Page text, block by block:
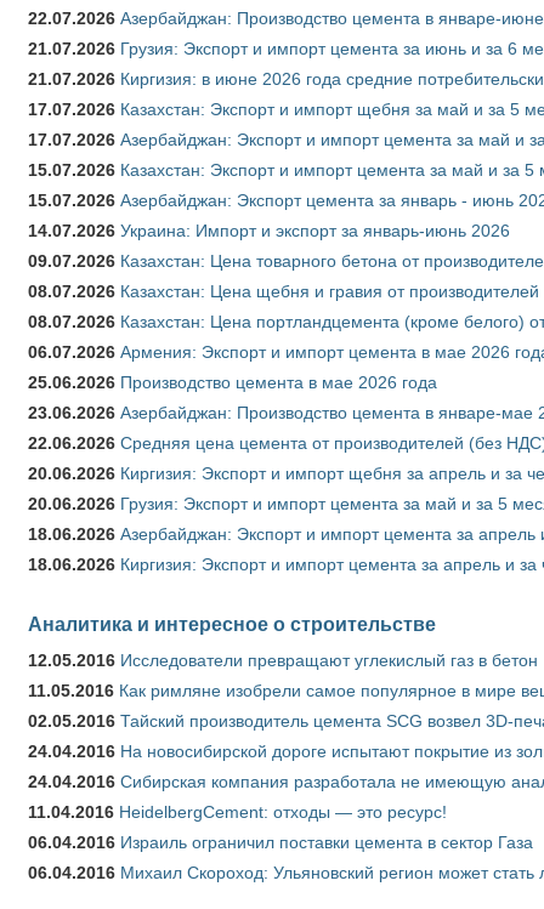
22.07.2026 Азербайджан: Производство цемента в январе-
21.07.2026 Грузия: Экспорт и импорт цемента за июнь и за 6
21.07.2026 Киргизия: в июне 2026 года средние
17.07.2026 Казахстан: Экспорт и импорт щебня за май и за 5
17.07.2026 Азербайджан: Экспорт и импорт цемента за май и
15.07.2026 Казахстан: Экспорт и импорт цемента за май и за
15.07.2026 Азербайджан: Экспорт цемента за январь - июнь
14.07.2026 Украина: Импорт и экспорт за январь-июнь 2026
09.07.2026 Казахстан: Цена товарного бетона от
08.07.2026 Казахстан: Цена щебня и гравия от
08.07.2026 Казахстан: Цена портландцемента (кроме белого)
06.07.2026 Армения: Экспорт и импорт цемента в мае 2026
25.06.2026 Производство цемента в мае 2026 года
23.06.2026 Азербайджан: Производство цемента в январе-мае
22.06.2026 Средняя цена цемента от производителей (без
20.06.2026 Киргизия: Экспорт и импорт щебня за апрель и за
20.06.2026 Грузия: Экспорт и импорт цемента за май и за 5
18.06.2026 Азербайджан: Экспорт и импорт цемента за
18.06.2026 Киргизия: Экспорт и импорт цемента за апрель и
Аналитика и интересное о строительстве
12.05.2016 Исследователи превращают углекислый газ в бетон
11.05.2016 Как римляне изобрели самое популярное в мире
02.05.2016 Тайский производитель цемента SCG возвел 3D-
24.04.2016 На новосибирской дороге испытают покрытие из
24.04.2016 Сибирская компания разработала не имеющую
11.04.2016 HeidelbergCement: отходы — это ресурс!
06.04.2016 Израиль ограничил поставки цемента в сектор Газа
06.04.2016 Михаил Скороход: Ульяновский регион может